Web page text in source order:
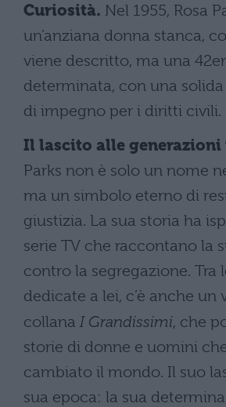
Curiosità. Nel 1955, Rosa
un’anziana donna stanca,
viene descritto, ma una
determinata, con una
di impegno per i diritti civili.
Il lascito alle generazioni
Parks non è solo un nome
ma un simbolo eterno di
giustizia. La sua storia ha
serie TV che raccontano la
contro la segregazione. Tra
dedicate a lei, c’è anche un
collana I Grandissimi, che
storie di donne e uomini
cambiato il mondo. Il suo
sua epoca: la sua